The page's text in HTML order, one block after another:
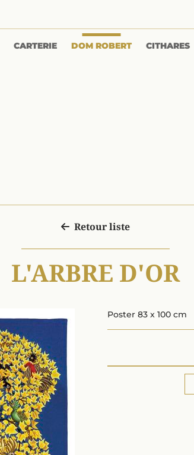
CARTERIE DOM ROBERT CITHARES
Retour liste
L'ARBRE D'OR
Poster 83 x 100 cm